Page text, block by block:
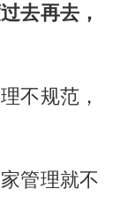
去再去，
不规范，
管理就不